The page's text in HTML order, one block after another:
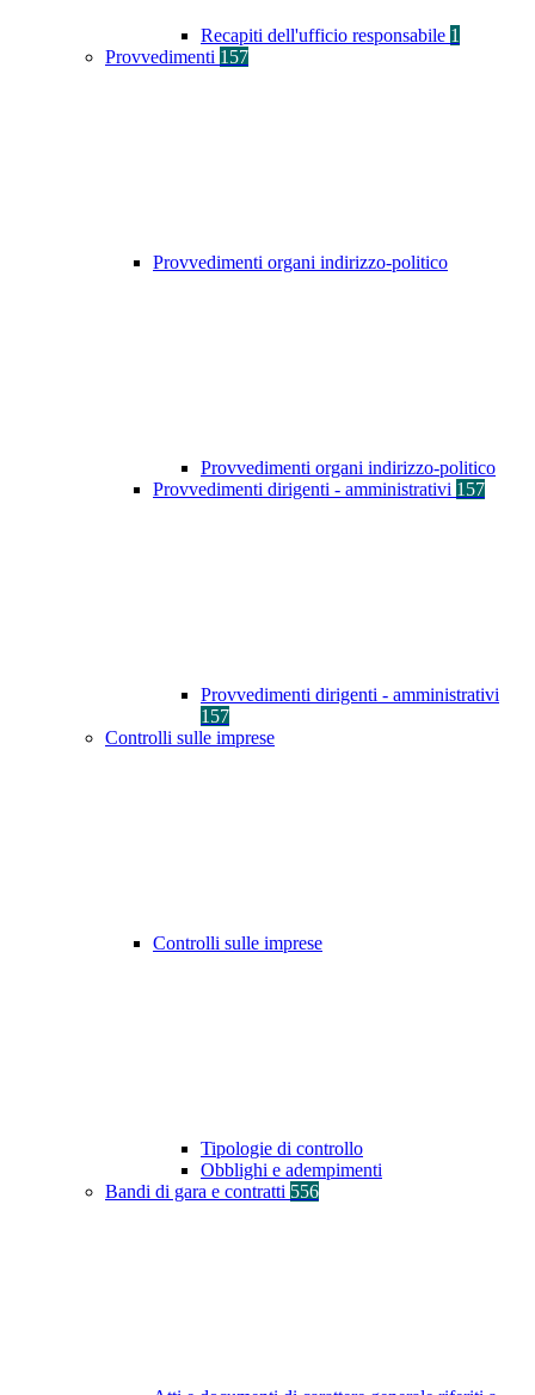
Recapiti dell'ufficio responsabile 1
Provvedimenti 157
Provvedimenti organi indirizzo-politico
Provvedimenti organi indirizzo-politico
Provvedimenti dirigenti - amministrativi 157
Provvedimenti dirigenti - amministrativi
157
Controlli sulle imprese
Controlli sulle imprese
Tipologie di controllo
Obblighi e adempimenti
Bandi di gara e contratti 556